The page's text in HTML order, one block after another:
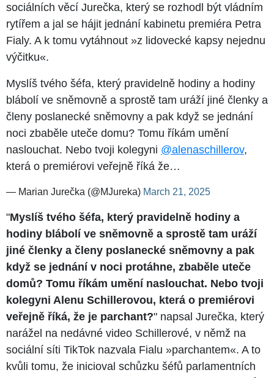
sociálních věcí Jurečka, který se rozhodl být vládním
rytířem a jal se hájit jednání kabinetu premiéra Petra
Fialy. A k tomu vytáhnout »z lidovecké kapsy nejednu
výčitku«.
Myslíš tvého šéfa, který pravidelně hodiny a hodiny
blábolí ve sněmovně a sprostě tam uráží jiné členky a
členy poslanecké sněmovny a pak když se jednání
noci zbaběle uteče domu? Tomu říkám umění
naslouchat. Nebo tvoji kolegyni @alenaschillerov,
která o premiérovi veřejně říká že…
— Marian Jurečka (@MJureka) March 21, 2025
"Myslíš tvého šéfa, který pravidelně hodiny a
hodiny blábolí ve sněmovně a sprostě tam uráží
jiné členky a členy poslanecké sněmovny a pak
když se jednání v noci protáhne, zbaběle uteče
domů? Tomu říkám umění naslouchat. Nebo tvoji
kolegyni Alenu Schillerovou, která o premiérovi
veřejně říká, že je parchant?" napsal Jurečka, který
narážel na nedávné video Schillerové, v němž na
sociální síti TikTok nazvala Fialu »parchantem«. A to
kvůli tomu, že inicioval schůzku šéfů parlamentních